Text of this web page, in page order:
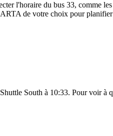
l'horaire du bus 33, comme
de votre choix pour
South à 10:33. Pour voir à